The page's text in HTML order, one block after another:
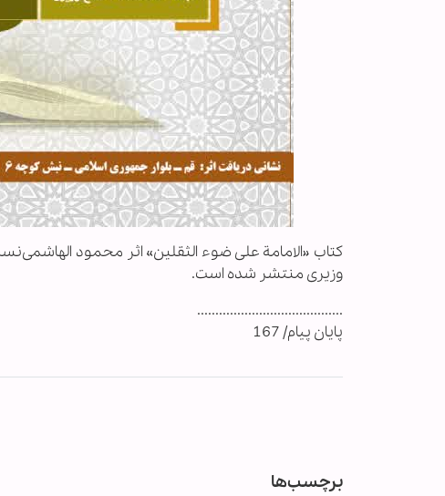
کتاب «الامامة علی ضوء الثقلین» اثر محمود
وزیری منتشر شده است.
........................................
پایان پیام/ 167
برچسب‌ها